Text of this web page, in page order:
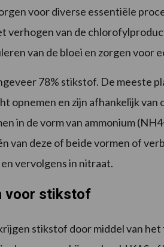
voor diverse essentiële
verhogen van de
van de bloei en zorgen voor
78% stikstof. De meeste
opnemen en zijn afhankelijk
in de vorm van ammonium
van deze of beide vormen of
vervolgens in nitraat.
voor stikstof
stikstof door middel van